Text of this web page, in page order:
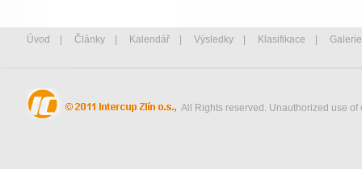
Úvod Články Kalendář Výsledky Klasifikace Galerie
All Rights reserved. Unauthorized use